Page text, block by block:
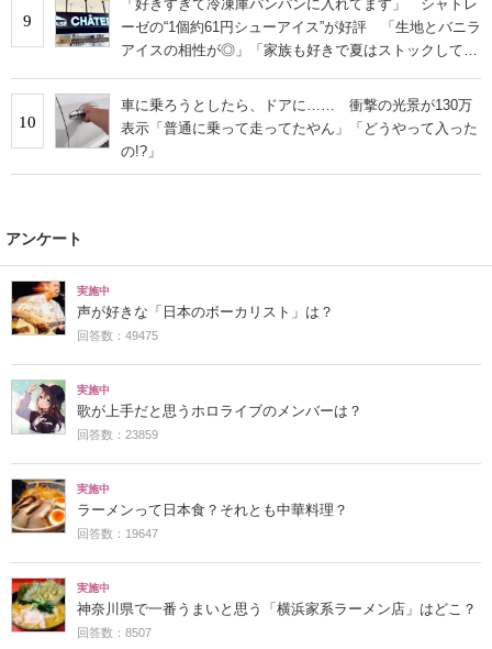
9
「好きすぎて冷凍庫パンパンに入れてます」 シャトレ
ーゼの“1個約61円シューアイス”が好評 「生地とバニラ
アイスの相性が◎」「家族も好きで夏はストックして
10
車に乗ろうとしたら、ドアに…… 衝撃の光景が130万
表示「普通に乗って走ってたやん」「どうやって入った
の!?」
アンケート
実施中
声が好きな「日本のボーカリスト」は？
回答数：49475
実施中
歌が上手だと思うホロライブのメンバーは？
回答数：23859
実施中
ラーメンって日本食？それとも中華料理？
回答数：19647
実施中
神奈川県で一番うまいと思う「横浜家系ラーメン店」はどこ？
回答数：8507